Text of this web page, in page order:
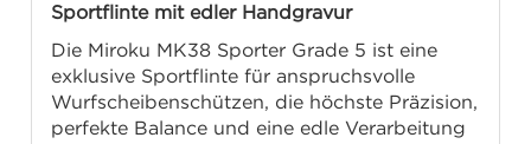
Sportflinte mit edler Handgravur
Die Miroku MK38 Sporter Grade 5 ist eine
exklusive Sportflinte für anspruchsvolle
Wurfscheibenschützen, die höchste Präzision,
perfekte Balance und eine edle Verarbeitung